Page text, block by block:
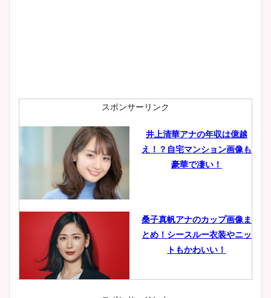
スポンサーリンク
井上清華アナの年収は億越
え！？自宅マンション画像も
豪華で凄い！
桑子真帆アナのカップ画像ま
とめ！シースルー衣装やニッ
トもかわいい！